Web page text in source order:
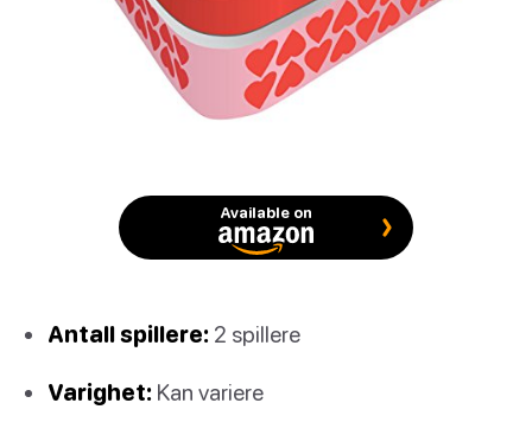
Available on
Antall spillere: 2 spillere
Varighet: Kan variere